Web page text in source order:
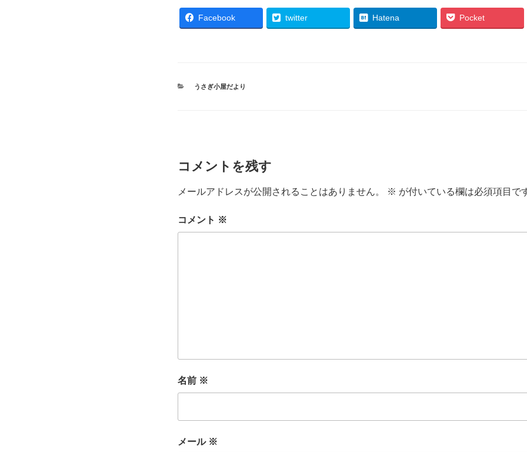
Facebook twitter Hatena Pocket
カ
うさぎ小屋だより
コメントを残す
メールアドレスが公開されることはありません。 ※ が付いている欄は必須項目で
コメント ※
名前 ※
メール ※